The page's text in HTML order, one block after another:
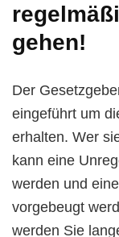
gehen!
Der
eingeführt um
erhalten. Wer
kann eine
werden und
vorgebeugt
werden Sie